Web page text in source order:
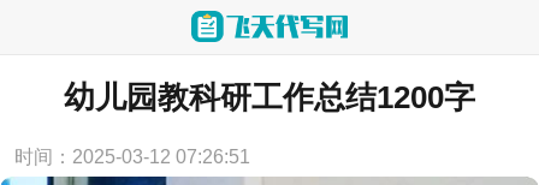
当前位置： 首页 > 工作计划
幼儿园教科研工作总结1200字
时间：2025-03-12 07:26:51